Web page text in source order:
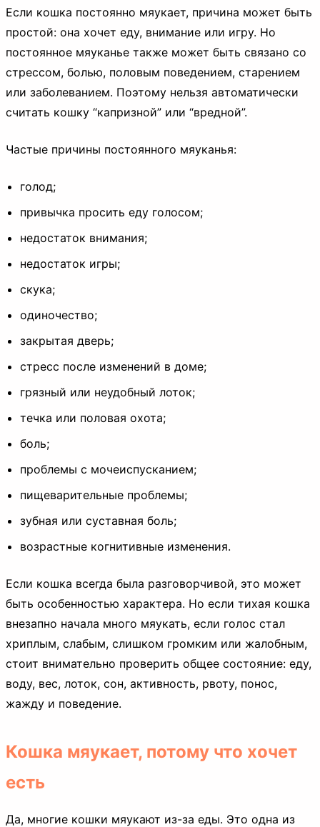
Если кошка постоянно мяукает, причина может быть
простой: она хочет еду, внимание или игру. Но
постоянное мяуканье также может быть связано со
стрессом, болью, половым поведением, старением
или заболеванием. Поэтому нельзя автоматически
считать кошку “капризной” или “вредной”.
Частые причины постоянного мяуканья:
голод;
привычка просить еду голосом;
недостаток внимания;
недостаток игры;
скука;
одиночество;
закрытая дверь;
стресс после изменений в доме;
грязный или неудобный лоток;
течка или половая охота;
боль;
проблемы с мочеиспусканием;
пищеварительные проблемы;
зубная или суставная боль;
возрастные когнитивные изменения.
Если кошка всегда была разговорчивой, это может
быть особенностью характера. Но если тихая кошка
внезапно начала много мяукать, если голос стал
хриплым, слабым, слишком громким или жалобным,
стоит внимательно проверить общее состояние: еду,
воду, вес, лоток, сон, активность, рвоту, понос,
жажду и поведение.
Кошка мяукает, потому что хочет
есть
Да, многие кошки мяукают из-за еды. Это одна из